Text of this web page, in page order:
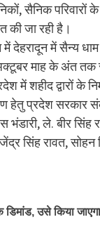
सैनिक
की जा रही है।
देहरादून में सैन्य
माह के अंत तक
में शहीद द्वारों के
हेतु प्रदेश सरकार
ले. बीर सिंह
सिंह रावत,
डिमांड, उसे किया जाएगा